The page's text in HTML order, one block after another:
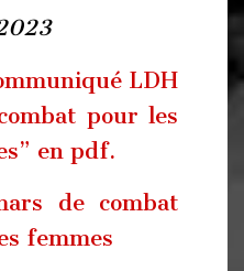
LDH
pour les
en pdf.
de combat
femmes